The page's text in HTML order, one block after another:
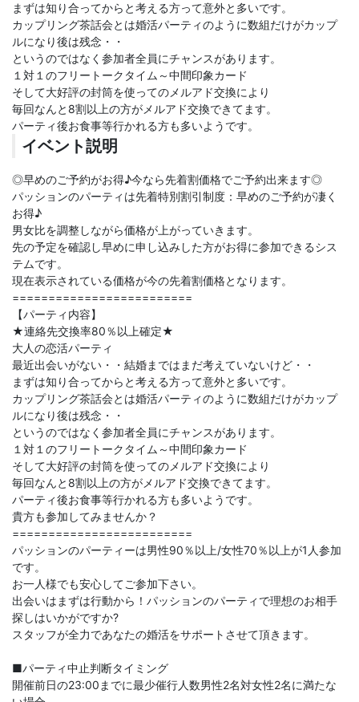
まずは知り合ってからと考える方って意外と多いです。
カップリング茶話会とは婚活パーティのように数組だけがカップ
ルになり後は残念・・
というのではなく参加者全員にチャンスがあります。
１対１のフリートークタイム～中間印象カード
そして大好評の封筒を使ってのメルアド交換により
毎回なんと8割以上の方がメルアド交換できてます。
パーティ後お食事等行かれる方も多いようです。
イベント説明
◎早めのご予約がお得♪今なら先着割価格でご予約出来ます◎
パッションのパーティは先着特別割引制度：早めのご予約が凄く
お得♪
男女比を調整しながら価格が上がっていきます。
先の予定を確認し早めに申し込みした方がお得に参加できるシス
テムです。
現在表示されている価格が今の先着割価格となります。
=========================
【パーティ内容】
★連絡先交換率80％以上確定★
大人の恋活パーティ
最近出会いがない・・結婚まではまだ考えていないけど・・
まずは知り合ってからと考える方って意外と多いです。
カップリング茶話会とは婚活パーティのように数組だけがカップ
ルになり後は残念・・
というのではなく参加者全員にチャンスがあります。
１対１のフリートークタイム～中間印象カード
そして大好評の封筒を使ってのメルアド交換により
毎回なんと8割以上の方がメルアド交換できてます。
パーティ後お食事等行かれる方も多いようです。
貴方も参加してみませんか？
=========================
パッションのパーティーは男性90％以上/女性70％以上が1人参加
です。
お一人様でも安心してご参加下さい。
出会いはまずは行動から！パッションのパーティで理想のお相手
探しはいかがですか?
スタッフが全力であなたの婚活をサポートさせて頂きます。
■パーティ中止判断タイミング
開催前日の23:00までに最少催行人数男性2名対女性2名に満たな